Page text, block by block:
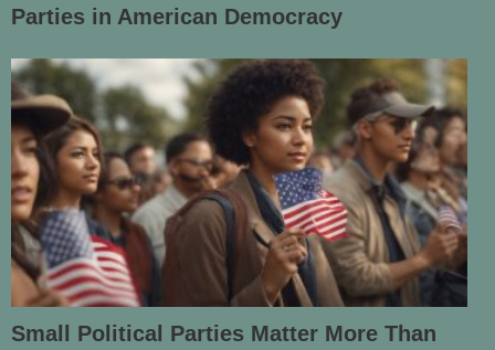
Parties in American Democracy
Small Political Parties Matter More Than